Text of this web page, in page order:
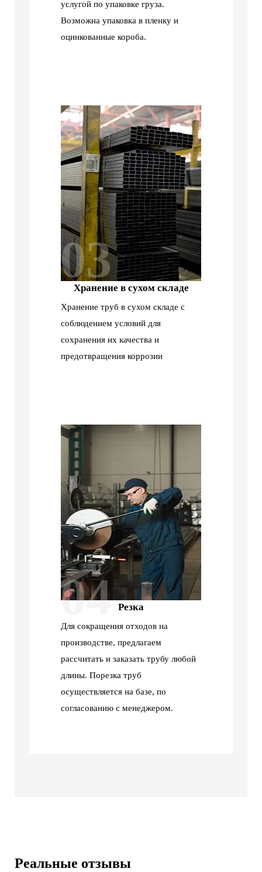
услугой по упаковке груза.
Возможна упаковка в пленку и
оцинкованные короба.
03
Хранение в сухом складе
Хранение труб в сухом складе с
соблюдением условий для
сохранения их качества и
предотвращения коррозии
04 Резка
Для сокращения отходов на
производстве, предлагаем
рассчитать и заказать трубу любой
длины. Порезка труб
осуществляется на базе, по
согласованию с менеджером.
Реальные отзывы